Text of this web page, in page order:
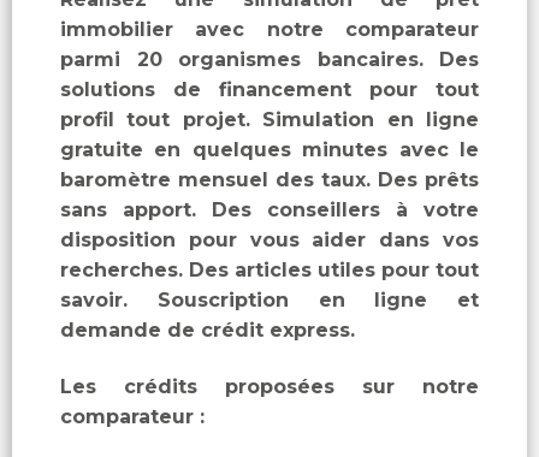
immobilier avec notre comparateur
parmi 20 organismes bancaires. Des
solutions de financement pour tout
profil tout projet. Simulation en ligne
gratuite en quelques minutes avec le
baromètre mensuel des taux. Des prêts
sans apport. Des conseillers à votre
disposition pour vous aider dans vos
recherches. Des articles utiles pour tout
savoir. Souscription en ligne et
demande de crédit express.
Les crédits proposées sur notre
comparateur :